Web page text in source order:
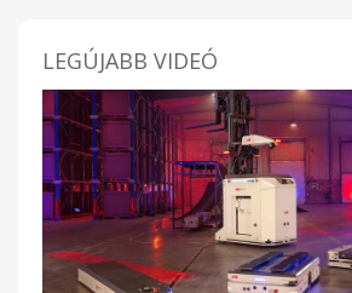
LEGÚJABB VIDEÓ